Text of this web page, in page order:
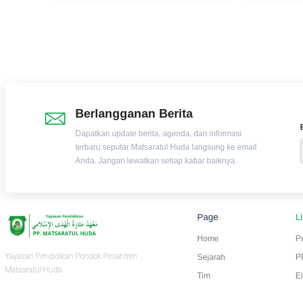
Berlangganan Berita
Dapatkan update berita, agenda, dan informasi
terbaru seputar Matsaratul Huda langsung ke email
Anda. Jangan lewatkan setiap kabar baiknya.
Yayasan Pendidikan Pondok Pesantren
Matsaratul Huda
Page
Home
Sejarah
Tim